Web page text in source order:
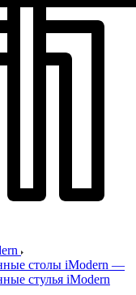
столы iModern —
стулья iModern